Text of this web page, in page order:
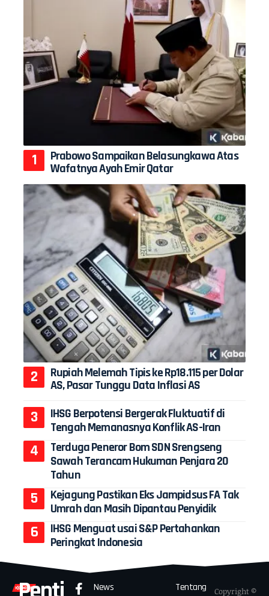
Prabowo Sampaikan Belasungkawa Atas
Wafatnya Ayah Emir Qatar
Rupiah Melemah Tipis ke Rp18.115 per Dolar
AS, Pasar Tunggu Data Inflasi AS
IHSG Berpotensi Bergerak Fluktuatif di
Tengah Memanasnya Konflik AS-Iran
Terduga Peneror Bom SDN Srengseng
Sawah Terancam Hukuman Penjara 20
Tahun
Kejagung Pastikan Eks Jampidsus FA Tak
Umrah dan Masih Dipantau Penyidik
IHSG Menguat usai S&P Pertahankan
Peringkat Indonesia
News
Tentang
Copyright ©